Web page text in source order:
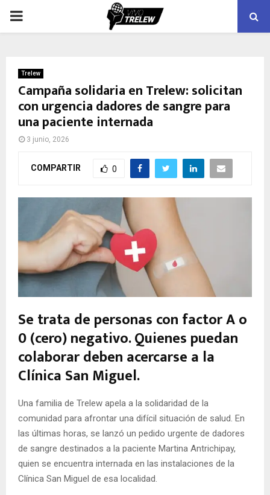
PRIMARY
Trelew
Campaña solidaria en Trelew: solicitan
con urgencia dadores de sangre para
una paciente internada
3 junio, 2026
COMPARTIR 0
Se trata de personas con factor A o
0 (cero) negativo. Quienes puedan
colaborar deben acercarse a la
Clínica San Miguel.
Una familia de Trelew apela a la solidaridad de la
comunidad para afrontar una difícil situación de salud. En
las últimas horas, se lanzó un pedido urgente de dadores
de sangre destinados a la paciente Martina Antrichipay,
quien se encuentra internada en las instalaciones de la
Clínica San Miguel de esa localidad.